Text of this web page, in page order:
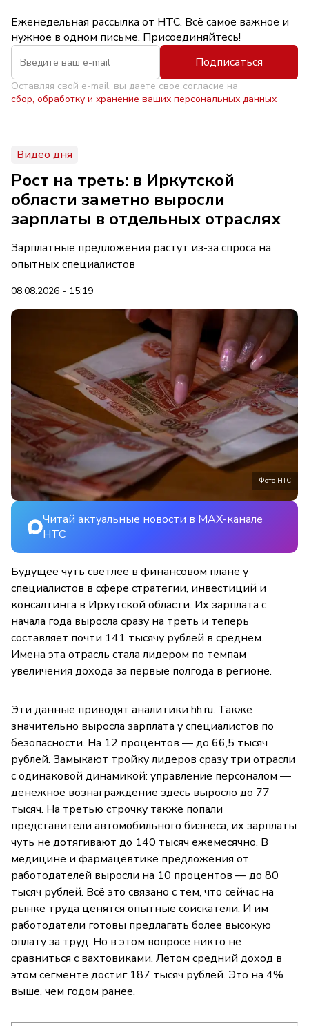
Еженедельная рассылка от НТС. Всё самое важное и
нужное в одном письме. Присоединяйтесь!
Подписаться
Оставляя свой e-mail, вы даете свое согласие на
сбор, обработку и хранение ваших персональных данных
Видео дня
Рост на треть: в Иркутской
области заметно выросли
зарплаты в отдельных отраслях
Зарплатные предложения растут из-за спроса на
опытных специалистов
08.08.2026 - 15:19
Фото НТС
Читай актуальные новости в MAX-канале
НТС
Будущее чуть светлее в финансовом плане у
специалистов в сфере стратегии, инвестиций и
консалтинга в Иркутской области. Их зарплата с
начала года выросла сразу на треть и теперь
составляет почти 141 тысячу рублей в среднем.
Имена эта отрасль стала лидером по темпам
увеличения дохода за первые полгода в регионе.
Эти данные приводят аналитики hh.ru. Также
значительно выросла зарплата у специалистов по
безопасности. На 12 процентов — до 66,5 тысяч
рублей. Замыкают тройку лидеров сразу три отрасли
с одинаковой динамикой: управление персоналом —
денежное вознаграждение здесь выросло до 77
тысяч. На третью строчку также попали
представители автомобильного бизнеса, их зарплаты
чуть не дотягивают до 140 тысяч ежемесячно. В
медицине и фармацевтике предложения от
работодателей выросли на 10 процентов — до 80
тысяч рублей. Всё это связано с тем, что сейчас на
рынке труда ценятся опытные соискатели. И им
работодатели готовы предлагать более высокую
оплату за труд. Но в этом вопросе никто не
сравниться с вахтовиками. Летом средний доход в
этом сегменте достиг 187 тысяч рублей. Это на 4%
выше, чем годом ранее.